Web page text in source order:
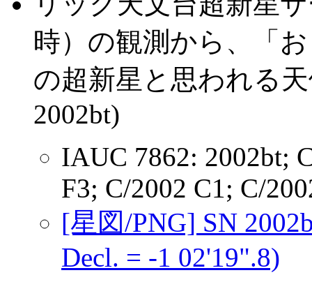
時）の観測から、「
の超新星と思われる
2002bt)
IAUC 7862: 2002bt;
F3; C/2002 C1; C/
[星図/PNG] SN
Decl. = -1 02'19".8)